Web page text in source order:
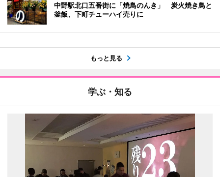
中野駅北口五番街に「焼鳥のんき」 炭火焼き鳥と
釜飯、下町チューハイ売りに
もっと見る
学ぶ・知る